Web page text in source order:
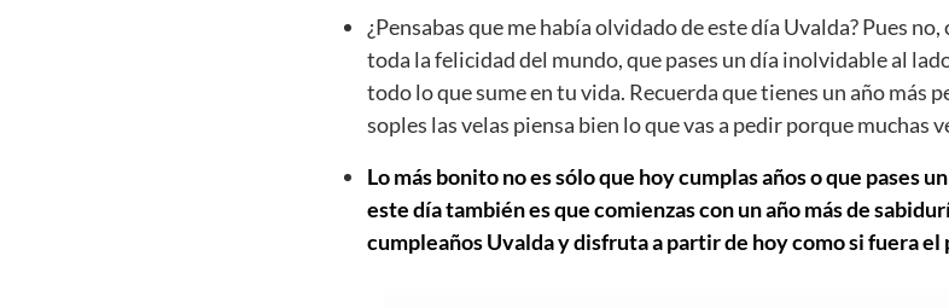
¿Pensabas que me había olvidado de este día Uvalda? Pues
toda la felicidad del mundo, que pases un día inolvidable al
todo lo que sume en tu vida. Recuerda que tienes un año más
soples las velas piensa bien lo que vas a pedir porque muchas
Lo más bonito no es sólo que hoy cumplas años o que pases
este día también es que comienzas con un año más de
cumpleaños Uvalda y disfruta a partir de hoy como si fuera